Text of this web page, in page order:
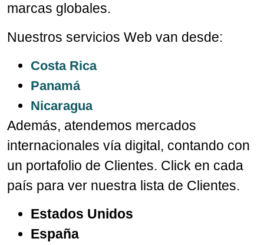
marcas globales.
Nuestros servicios Web van desde:
Costa Rica
Panamá
Nicaragua
Además, atendemos mercados
internacionales vía digital, contando con
un portafolio de Clientes. Click en cada
país para ver nuestra lista de Clientes.
Estados Unidos
España